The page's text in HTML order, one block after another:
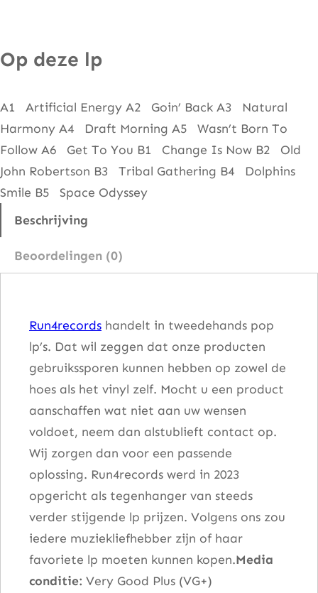
–
h
e
N
o
t
r
Op deze lp
A1 Artificial Energy A2 Goin’ Back A3 Natural
Harmony A4 Draft Morning A5 Wasn’t Born To
Follow A6 Get To You B1 Change Is Now B2 Old
John Robertson B3 Tribal Gathering B4 Dolphins
Smile B5 Space Odyssey
Beschrijving
Beoordelingen (0)
Run4records handelt in tweedehands pop
lp’s. Dat wil zeggen dat onze producten
gebruikssporen kunnen hebben op zowel de
hoes als het vinyl zelf. Mocht u een product
aanschaffen wat niet aan uw wensen
voldoet, neem dan alstublieft contact op.
Wij zorgen dan voor een passende
oplossing. Run4records werd in 2023
opgericht als tegenhanger van steeds
verder stijgende lp prijzen. Volgens ons zou
iedere muziekliefhebber zijn of haar
favoriete lp moeten kunnen kopen.Media
conditie: Very Good Plus (VG+)